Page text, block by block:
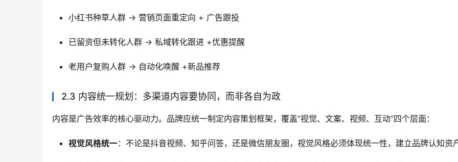
小红书种草人群 → 营销页面重定向 + 广告跟投
已留资但未转化人群 → 私域转化跟进 +优惠提醒
老用户复购人群 → 自动化唤醒 +新品推荐
2.3 内容统一规划：多渠道内容要协同，而非各自为政
内容是广告效率的核心驱动力。品牌应统一制定内容策划框架，覆盖“视觉、文案、视频、互动”四个层面：
视觉风格统一：不论是抖音视频、知乎问答，还是微信朋友圈，视觉风格必须体现统一性，建立品牌认知资